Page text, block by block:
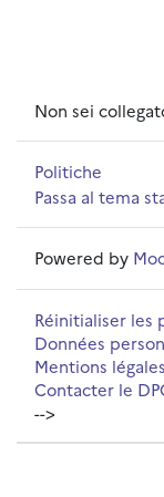
Non sei
Politiche
Passa al tema
Powered by
Réinitialiser les
Données
Mentions légales
Contacter le
-->